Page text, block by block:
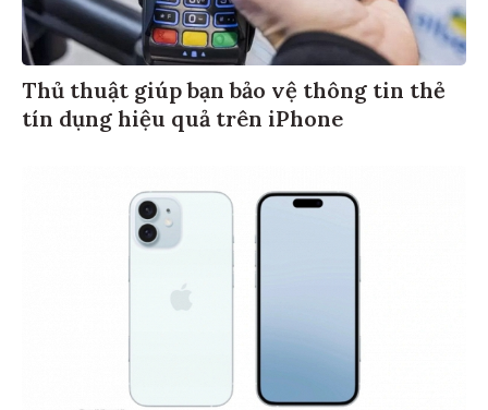
Thủ thuật giúp bạn bảo vệ thông tin thẻ
tín dụng hiệu quả trên iPhone